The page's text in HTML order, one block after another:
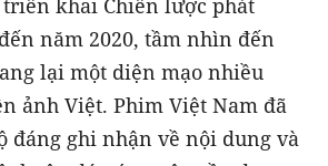
triển khai Chiến lược phát
năm 2020, tầm nhìn đến
lại một diện mạo nhiều
ảnh Việt. Phim Việt Nam đã
đáng ghi nhận về nội dung và